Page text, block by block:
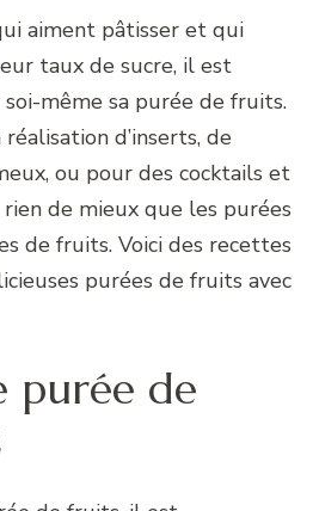
aiment pâtisser et qui
taux de sucre, il est
même sa purée de fruits.
d’inserts, de
ou pour des cocktails et
de mieux que les purées
de fruits. Voici des recettes
purées de fruits avec
purée de